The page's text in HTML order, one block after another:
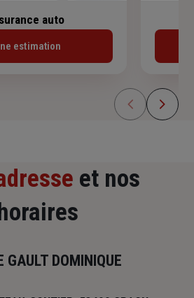
auto
estimation
et nos
horaires
GAULT DOMINIQUE